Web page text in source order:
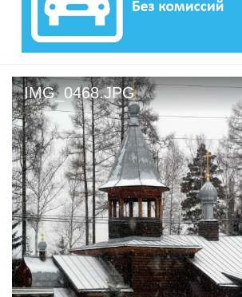
IMG_0468.JPG